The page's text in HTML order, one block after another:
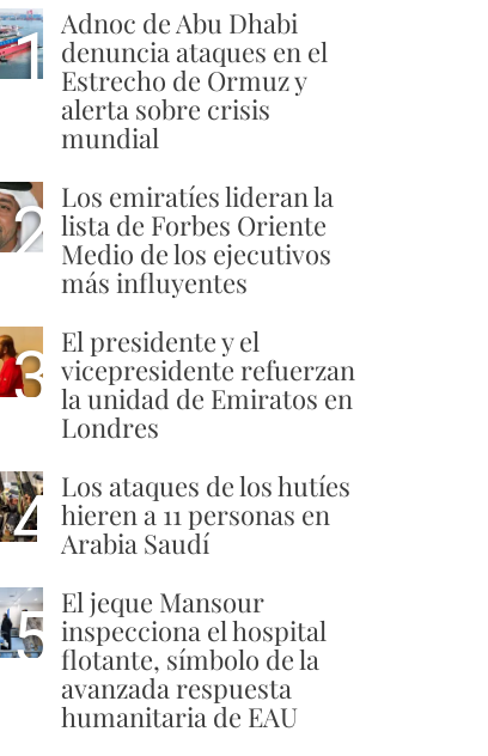
1 Adnoc de Abu Dhabi
denuncia ataques en el
Estrecho de Ormuz y
alerta sobre crisis
mundial
2 Los emiratíes lideran la
lista de Forbes Oriente
Medio de los ejecutivos
más influyentes
3 El presidente y el
vicepresidente refuerzan
la unidad de Emiratos en
Londres
4 Los ataques de los hutíes
hieren a 11 personas en
Arabia Saudí
5 El jeque Mansour
inspecciona el hospital
flotante, símbolo de la
avanzada respuesta
humanitaria de EAU